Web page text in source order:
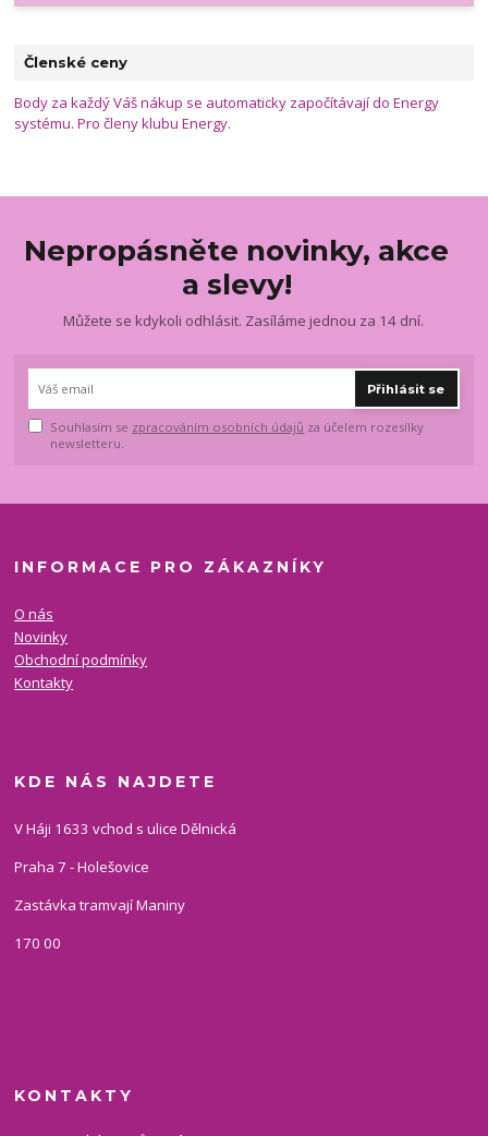
Členské ceny
Body za každý Váš nákup se automaticky započítávají do Energy
systému. Pro členy klubu Energy.
Nepropásněte novinky, akce
a slevy!
Můžete se kdykoli odhlásit. Zasíláme jednou za 14 dní.
Přihlásit se
Souhlasím se zpracováním osobních údajů za účelem rozesílky
newsletteru.
INFORMACE PRO ZÁKAZNÍKY
O nás
Novinky
Obchodní podmínky
Kontakty
KDE NÁS NAJDETE
V Háji 1633 vchod s ulice Dělnická
Praha 7 - Holešovice
Zastávka tramvají Maniny
170 00
KONTAKTY